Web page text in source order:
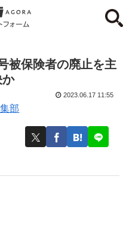
被保険者の廃止を主
か
部
2023.06.17 11:55